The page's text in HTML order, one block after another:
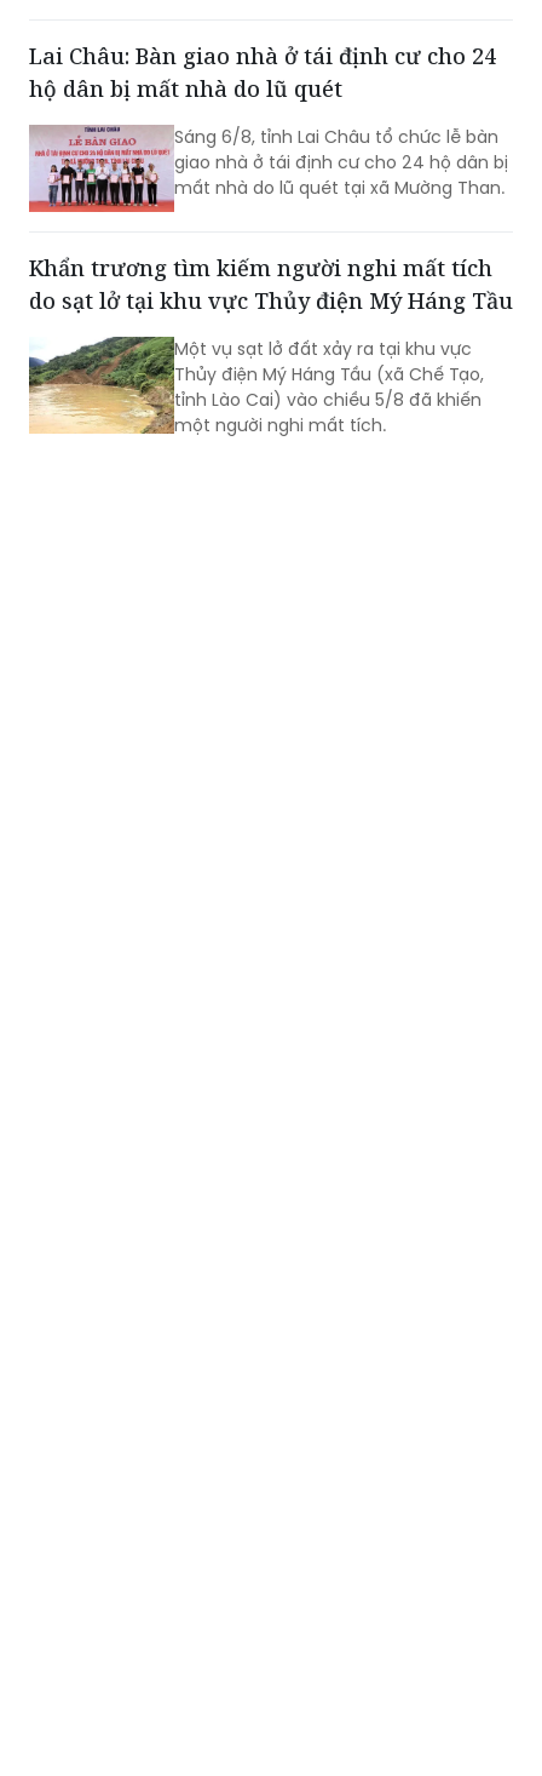
Lai Châu: Bàn giao nhà ở tái định cư cho 24
hộ dân bị mất nhà do lũ quét
Sáng 6/8, tỉnh Lai Châu tổ chức lễ bàn
giao nhà ở tái định cư cho 24 hộ dân bị
mất nhà do lũ quét tại xã Mường Than.
Khẩn trương tìm kiếm người nghi mất tích
do sạt lở tại khu vực Thủy điện Mý Háng Tầu
Một vụ sạt lở đất xảy ra tại khu vực
Thủy điện Mý Háng Tầu (xã Chế Tạo,
tỉnh Lào Cai) vào chiều 5/8 đã khiến
một người nghi mất tích.